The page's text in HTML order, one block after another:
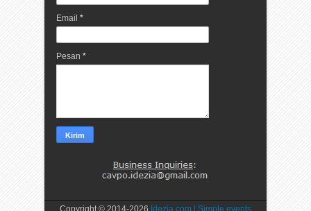
Email *
Pesan *
Copyright © 2014-2026 Idezia.com | Simple events